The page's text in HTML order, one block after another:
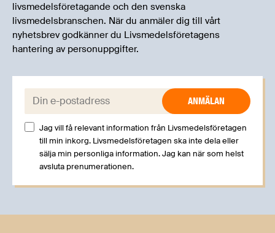
livsmedelsföretagande och den svenska
livsmedelsbranschen. När du anmäler dig till vårt
nyhetsbrev godkänner du Livsmedelsföretagens
hantering av personuppgifter.
E-post:
Jag vill få relevant information från Livsmedelsföretagen
till min inkorg. Livsmedelsföretagen ska inte dela eller
sälja min personliga information. Jag kan när som helst
avsluta prenumerationen.